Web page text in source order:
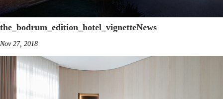
the_bodrum_edition_hotel_vignetteNews
Nov 27, 2018